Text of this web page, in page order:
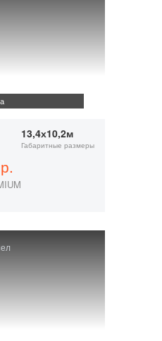
13,4х10,2м
Габаритные размеры